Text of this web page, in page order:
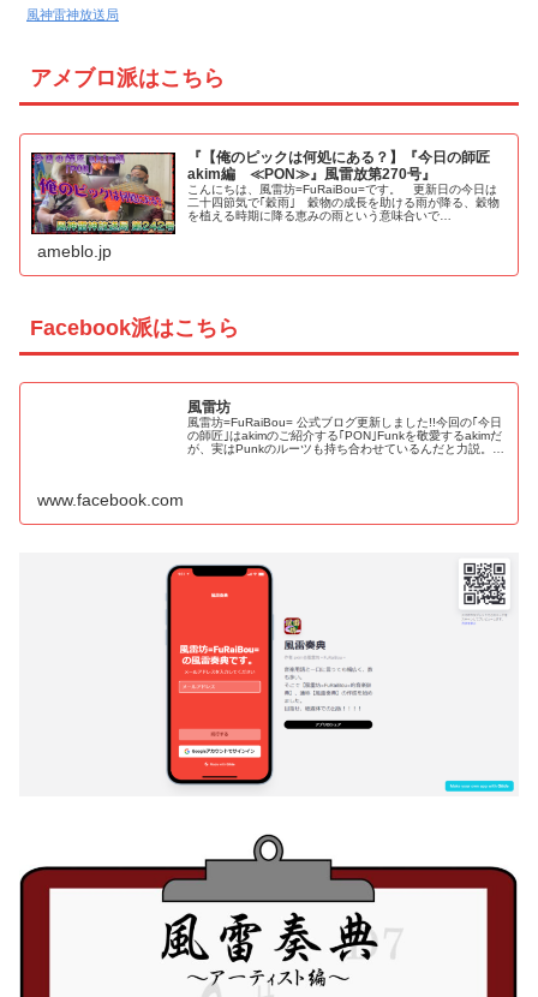
風神雷神放送局
アメブロ派はこちら
『【俺のピックは何処にある？】『今日の師匠
akim編 ≪PON≫』風雷放第270号』
こんにちは、風雷坊=FuRaiBou=です。 更新日の今日は
二十四節気で｢穀雨｣ 穀物の成長を助ける雨が降る、穀物
を植える時期に降る恵みの雨という意味合いで…
ameblo.jp
Facebook派はこちら
風雷坊
風雷坊=FuRaiBou= 公式ブログ更新しました!!今回の｢今日
の師匠｣はakimのご紹介する｢PON｣Funkを敬愛するakimだ
が、実はPunkのルーツも持ち合わせているんだと力説。そ
www.facebook.com